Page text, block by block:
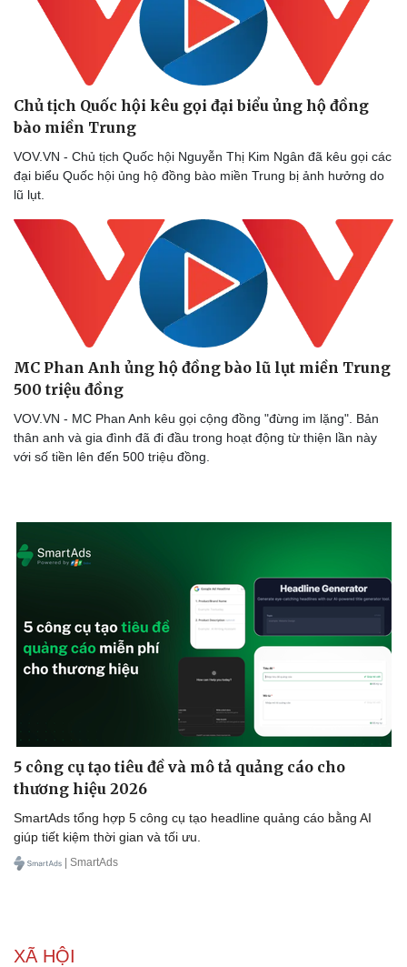
Sức khỏe
Dinh dưỡng - món ngon
Cây thuốc
Sản phụ khoa
Nhi khoa
Nam khoa
Làm đẹp - giảm cân
Phòng mạch online
Ăn sạch sống khỏe
Nhà đẹp
Blog
Chủ tịch Quốc hội kêu gọi đại biểu ủng hộ đồng
bào miền Trung
VOV.VN - Chủ tịch Quốc hội Nguyễn Thị Kim Ngân đã kêu gọi các
đại biểu Quốc hội ủng hộ đồng bào miền Trung bị ảnh hưởng do
lũ lụt.
MC Phan Anh ủng hộ đồng bào lũ lụt miền Trung
500 triệu đồng
VOV.VN - MC Phan Anh kêu gọi cộng đồng "đừng im lặng". Bản
thân anh và gia đình đã đi đầu trong hoạt động từ thiện lần này
với số tiền lên đến 500 triệu đồng.
5 công cụ tạo tiêu đề và mô tả quảng cáo cho
thương hiệu 2026
SmartAds tổng hợp 5 công cụ tạo headline quảng cáo bằng AI
giúp tiết kiệm thời gian và tối ưu.
| SmartAds
XÃ HỘI